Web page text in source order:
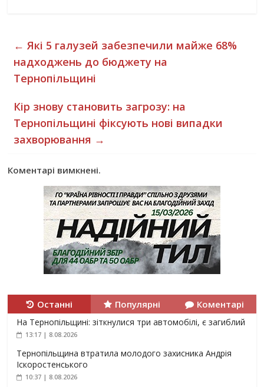
← Які 5 галузей забезпечили майже 68%
надходжень до бюджету на
Тернопільщині
Кір знову становить загрозу: на
Тернопільщині фіксують нові випадки
захворювання →
Коментарі вимкнені.
Останні Популярні Коментарі
На Тернопільщині: зіткнулися три автомобілі, є загиблий
13:17 | 8.08.2026
Тернопільщина втратила молодого захисника Андрія
Іскоростенського
10:37 | 8.08.2026